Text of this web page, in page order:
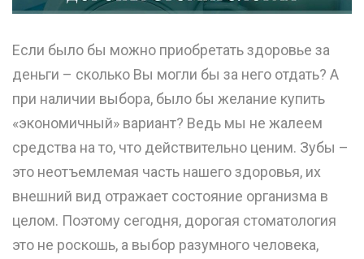
Если было бы можно приобретать здоровье за
деньги – сколько Вы могли бы за него отдать? А
при наличии выбора, было бы желание купить
«экономичный» вариант? Ведь мы не жалеем
средства на то, что действительно ценим. Зубы –
это неотъемлемая часть нашего здоровья, их
внешний вид отражает состояние организма в
целом. Поэтому сегодня, дорогая стоматология
это не роскошь, а выбор разумного человека,